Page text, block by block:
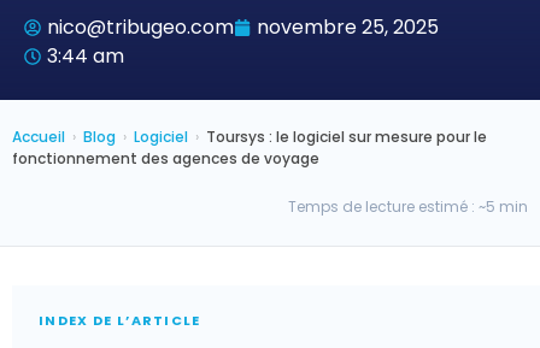
nico@tribugeo.com
novembre 25, 2025
3:44 am
Accueil › Blog › Logiciel › Toursys : le logiciel sur mesure pour le
fonctionnement des agences de voyage
Temps de lecture estimé : ~5 min
INDEX DE L’ARTICLE